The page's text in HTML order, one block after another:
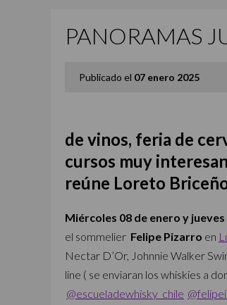
PANORAMAS
Publicado el 07 enero 2025
de vinos, feria de
cursos muy
reúne Loreto
Miércoles 08 de enero y jueves
el sommelier Felipe Pizarro en
Nectar D’Or, Johnnie Walker
line ( se enviaran los whiskies a
@escueladewhisky_chile